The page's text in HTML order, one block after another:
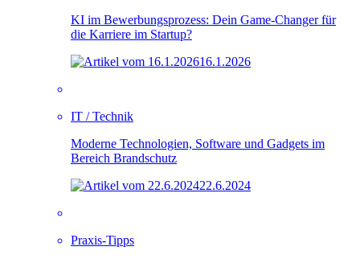
KI im Bewerbungsprozess: Dein Game-Changer für
die Karriere im Startup?
16.1.2026
IT / Technik
Moderne Technologien, Software und Gadgets im
Bereich Brandschutz
22.6.2024
Praxis-Tipps